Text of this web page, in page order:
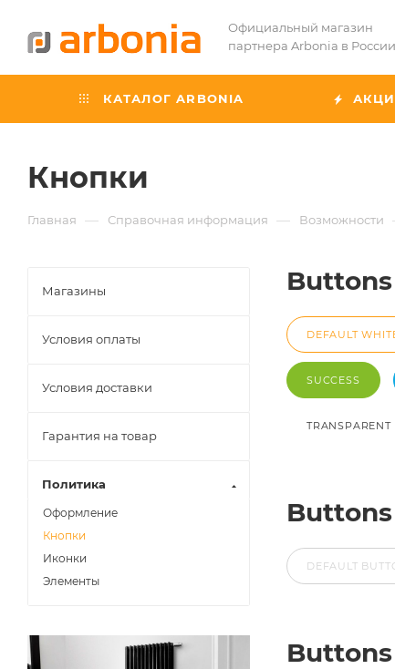
Официальный магазин
партнера Arbonia в России
КАТАЛОГ ARBONIA
Кнопки
Главная — Справочная информация — Возможности
Buttons
DEFAULT
SUCCESS
TRANSPARENT
DEFAULT
Магазины
Условия оплаты
Условия доставки
Гарантия на товар
Политика
Оформление
Кнопки
Иконки
Элементы